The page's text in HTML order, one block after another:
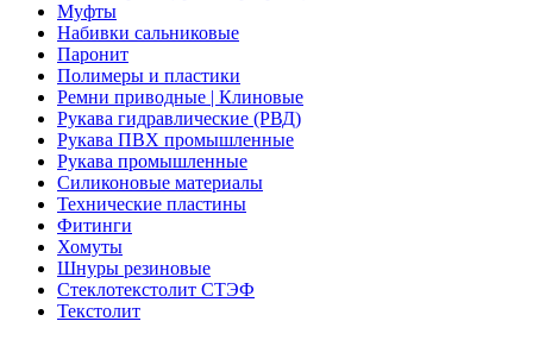
Муфты
Набивки сальниковые
Паронит
Полимеры и пластики
Ремни приводные | Клиновые
Рукава гидравлические (РВД)
Рукава ПВХ промышленные
Рукава промышленные
Силиконовые материалы
Технические пластины
Фитинги
Хомуты
Шнуры резиновые
Стеклотекстолит СТЭФ
Текстолит